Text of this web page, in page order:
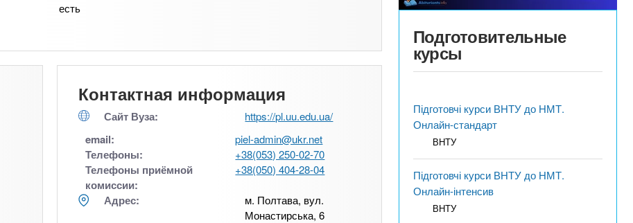
есть
Контактная информация
Сайт Вуза: https://pl.uu.edu.ua/
email: piel-admin@ukr.net
Телефоны: +38(053) 250-02-70
Телефоны приёмной
комиссии:
+38(050) 404-28-04
Адрес:
м. Полтава, вул.
Монастирська, 6
Подготовительные
курсы
Підготовчі курси ВНТУ до НМТ.
Онлайн-стандарт
ВНТУ
Підготовчі курси ВНТУ до НМТ.
Онлайн-інтенсив
ВНТУ